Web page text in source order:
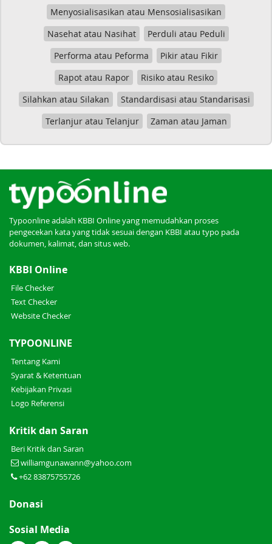
Menyosialisasikan atau Mensosialisasikan
Nasehat atau Nasihat
Perduli atau Peduli
Performa atau Peforma
Pikir atau Fikir
Rapot atau Rapor
Risiko atau Resiko
Silahkan atau Silakan
Standardisasi atau Standarisasi
Terlanjur atau Telanjur
Zaman atau Jaman
Typoonline adalah KBBI Online yang memudahkan proses
pengecekan kata yang tidak sesuai dengan KBBI atau typo pada
dokumen, kalimat, dan situs web.
KBBI Online
File Checker
Text Checker
Website Checker
TYPOONLINE
Tentang Kami
Syarat & Ketentuan
Kebijakan Privasi
Logo Referensi
Kritik dan Saran
Beri Kritik dan Saran
williamgunawann@yahoo.com
+62 83875755726
Donasi
Sosial Media